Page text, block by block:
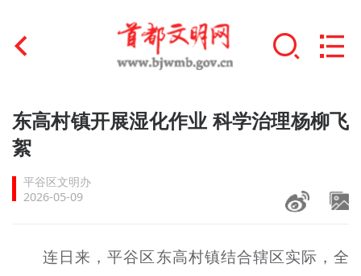
首页
文明创建
文明实践
未成年人思想道德建设
东高村镇开展湿化作业 科学治理杨柳飞
絮
平谷区文明办
2026-05-09
连日来，平谷区东高村镇结合辖区实际，全